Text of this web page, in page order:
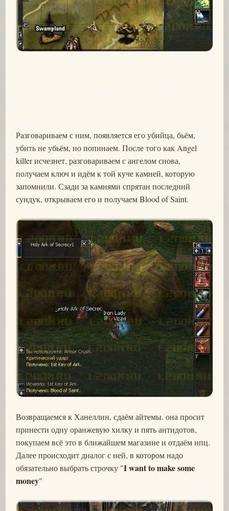
Разговариваем с ним, появляется его убийца, бьём,
убить не убьём, но попинаем. После того как Angel
killer исчезнет, разговариваем с ангелом снова,
получаем ключ и идём к той куче камней, которую
запомнили. Сзади за камнями спрятан последний
сундук, открываем его и получаем Blood of Saint.
Возвращаемся к Ханеллин, сдаём айтемы. она просит
принести одну оранжевую хилку и пять антидотов,
покупаем всё это в ближайшем магазине и отдаём нпц.
Далее происходит диалог с ней, в котором надо
обязательно выбрать строчку "I want to make some
money"